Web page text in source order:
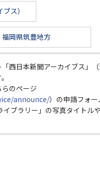
ス）
福岡県筑豊地方
西日本新聞アーカイブス」
のページ
announce/）の申請フォ
イブラリー」の写真タイトル